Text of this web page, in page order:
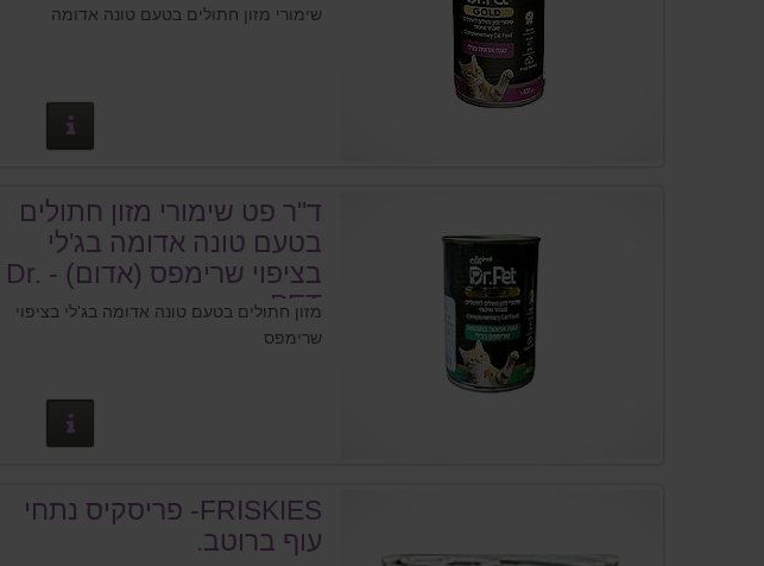
שימורי מזון חתולים בטעם טונה אדומה
ד''ר פט שימורי מזון חתולים
בטעם טונה אדומה בג'לי
בציפוי שרימפס (אדום) - Dr.
PET
מזון חתולים בטעם טונה אדומה בג'לי בציפוי
שרימפס
FRISKIES- פריסקיס נתחי
עוף ברוטב.